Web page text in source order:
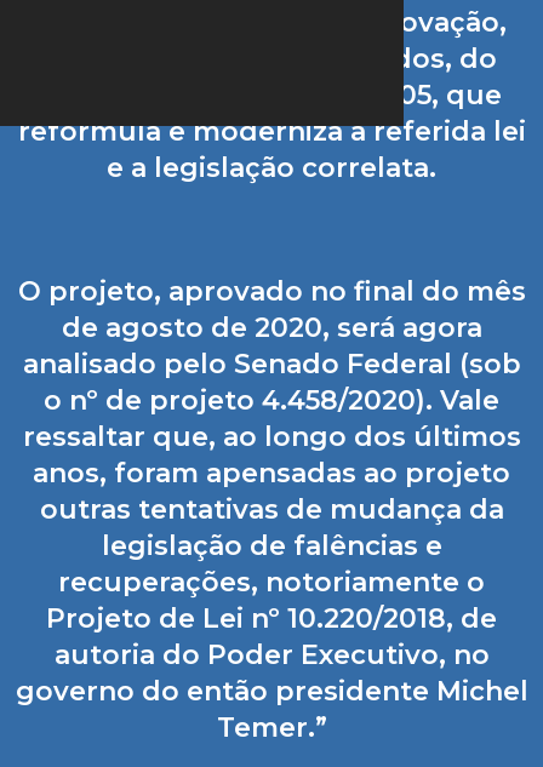
Recuperações), com a aprovação,
pela Câmara dos Deputados, do
Projeto de Lei nº 6.229/2005, que
reformula e moderniza a referida lei
e a legislação correlata.
O projeto, aprovado no final do mês
de agosto de 2020, será agora
analisado pelo Senado Federal (sob
o nº de projeto 4.458/2020). Vale
ressaltar que, ao longo dos últimos
anos, foram apensadas ao projeto
outras tentativas de mudança da
legislação de falências e
recuperações, notoriamente o
Projeto de Lei nº 10.220/2018, de
autoria do Poder Executivo, no
governo do então presidente Michel
Temer.”